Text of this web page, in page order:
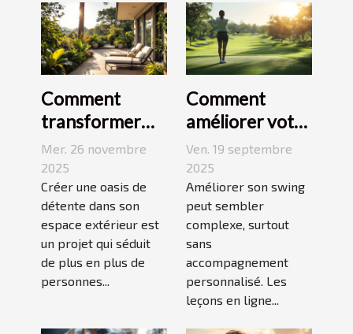
Comment
transformer
votre espace
extérieur en
oasis de
détente ?
Mer. 26 novembre
2025
Créer une oasis de
détente dans son
espace extérieur est
un projet qui séduit
de plus en plus de
personnes...
Comment
améliorer votre
swing avec des
leçons en ligne
Ven. 19 septembre
2025
Améliorer son swing
peut sembler
complexe, surtout
sans
accompagnement
personnalisé. Les
leçons en ligne...